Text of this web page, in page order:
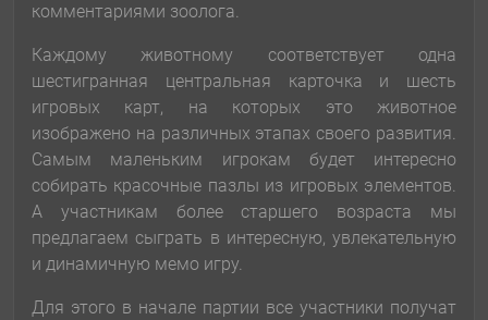
комментариями зоолога.
Каждому животному соответствует одна
шестигранная центральная карточка и шесть
игровых карт, на которых это животное
изображено на различных этапах своего развития.
Самым маленьким игрокам будет интересно
собирать красочные пазлы из игровых элементов.
А участникам более старшего возраста мы
предлагаем сыграть в интересную, увлекательную
и динамичную мемо игру.
Для этого в начале партии все участники получат